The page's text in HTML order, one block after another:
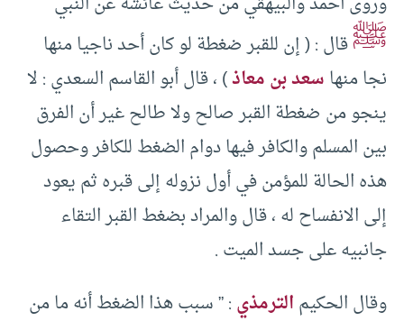
ﷺقال : ( إن للقبر ضغطة لو كان أحد ناجيا منها
نجا منهاسعد بن معاذ) ، قال أبو القاسم السعدي : لا
ينجو من ضغطة القبر صالح ولا طالح غير أن الفرق
بين المسلم والكافر فيها دوام الضغط للكافر وحصول
هذه الحالة للمؤمن في أول نزوله إلى قبره ثم يعود
إلى الانفساح له ، قال والمراد بضغط القبر التقاء
جانبيه على جسد الميت .
وقال الحكيمالترمذي: ” سبب هذا الضغط أنه ما من